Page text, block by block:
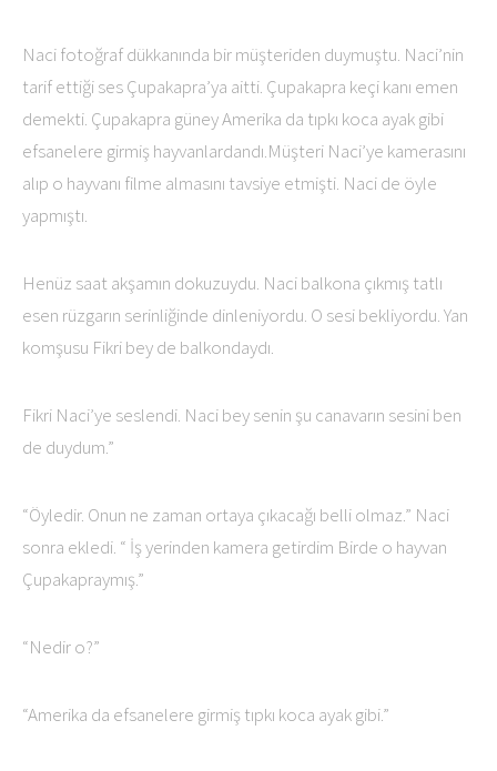
Naci fotoğraf dükkanında bir müşteriden duymuştu. Naci’nin
tarif ettiği ses Çupakapra’ya aitti. Çupakapra keçi kanı emen
demekti. Çupakapra güney Amerika da tıpkı koca ayak gibi
efsanelere girmiş hayvanlardandı.Müşteri Naci’ye kamerasını
alıp o hayvanı filme almasını tavsiye etmişti. Naci de öyle
yapmıştı.
Henüz saat akşamın dokuzuydu. Naci balkona çıkmış tatlı
esen rüzgarın serinliğinde dinleniyordu. O sesi bekliyordu. Yan
komşusu Fikri bey de balkondaydı.
Fikri Naci’ye seslendi. Naci bey senin şu canavarın sesini ben
de duydum.”
“Öyledir. Onun ne zaman ortaya çıkacağı belli olmaz.” Naci
sonra ekledi. “ İş yerinden kamera getirdim Birde o hayvan
Çupakapraymış.”
“Nedir o?”
“Amerika da efsanelere girmiş tıpkı koca ayak gibi.”